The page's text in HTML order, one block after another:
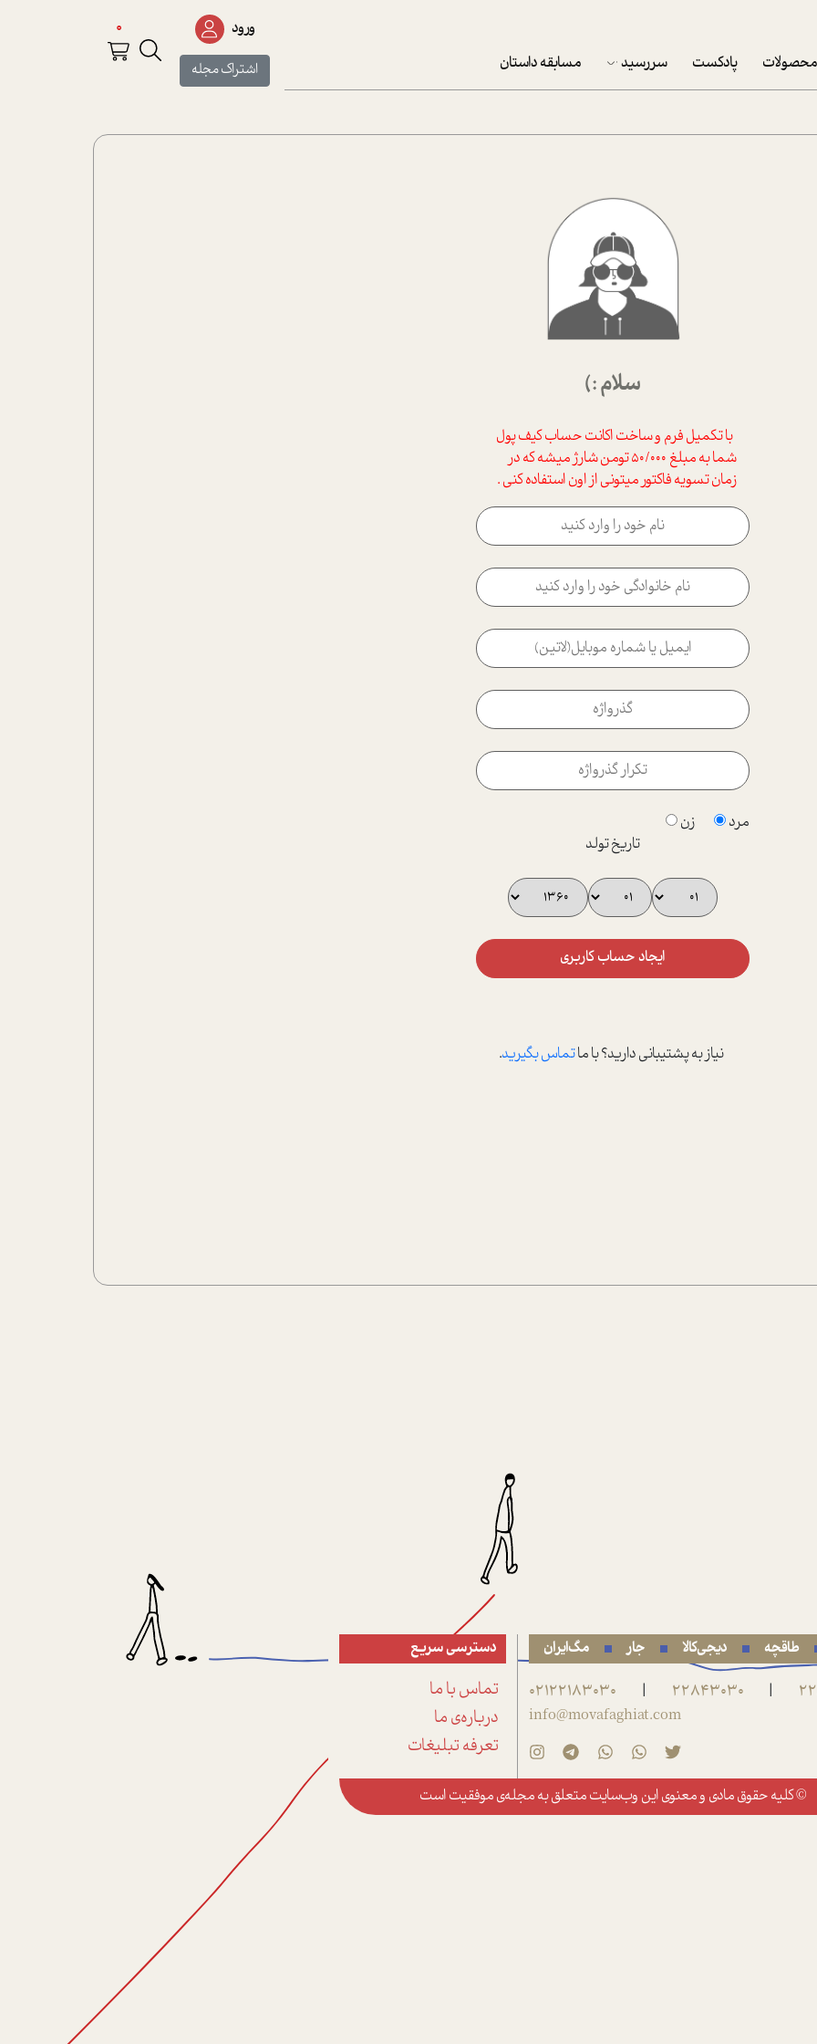
محصولات پادکست سررسید
پکيج نوروزي موفقيت
تقویم رومیزی
تقویم دیواری
مسابقه داستان
ورود
اشتراک مجله
0
سلام :)
با تکمیل فرم و ساخت اکانت حساب کیف پول
شما به مبلغ 50/000 تومن شارژ میشه که در
زمان تسویه فاکتور میتونی از اون استفاده کنی .
مرد
زن
تاریخ تولد
ایجاد حساب کاربری
نیاز به پشتیبانی دارید؟ با ماتماس بگیرید.
طاقچه دیجی‌کالا جار مگ‌ایران
|
22843030
|
02122183030
info@movafaghiat.com
دسترسی سریع
تماس با ما
درباره‌ی ما
تعرفه تبلیغات
© کلیه حقوق مادی و معنوی این وب‌سایت متعلق بهمجله‌ی موفقیتاست